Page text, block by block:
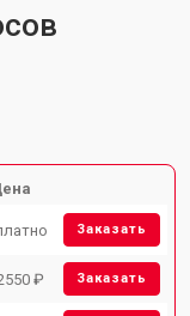
Заказать
₽ Заказать